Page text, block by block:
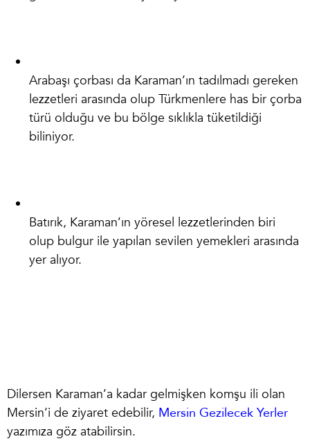
Arabaşı çorbası da Karaman’ın tadılmadı gereken
lezzetleri arasında olup Türkmenlere has bir çorba
türü olduğu ve bu bölge sıklıkla tüketildiği
biliniyor.
Batırık, Karaman’ın yöresel lezzetlerinden biri
olup bulgur ile yapılan sevilen yemekleri arasında
yer alıyor.
Dilersen Karaman’a kadar gelmişken komşu ili olan
Mersin’i de ziyaret edebilir, Mersin Gezilecek Yerler
yazımıza göz atabilirsin.